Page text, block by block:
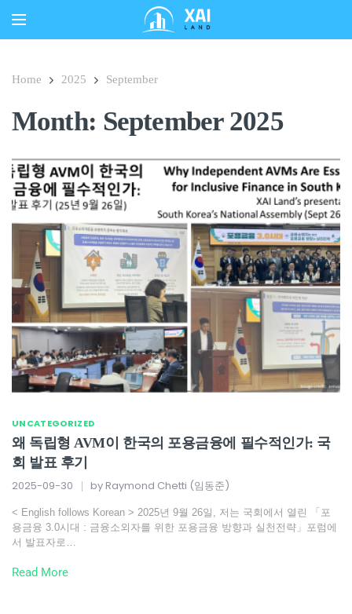
Home 2025 September
Month: September 2025
UNCATEGORIZED
왜 독립형 AVM이 한국의 포용금융에 필수적인가: 국
회 발표 후기
2025-09-30 by Raymond Chetti (임동준)
< English follows Korean > 2025년 9월 26일, 저는 국회에서 열린 「포
용금융 3.0시대 : 금융소외자를 위한 포용금융 방향과 실천전략」포럼에
서 발표자로…
Read More